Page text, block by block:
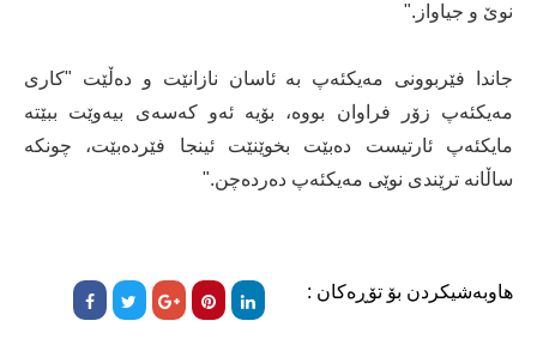
نوێ و جیاواز."
جاندا فێربوونی مەیکئەپ بە ئاسان نازانێت و دەڵێت "کاری
مەیکئەپ زۆر فراوان بووە، بۆیە ئەو کەسەی بیەوێت ببێتە
مایکئەپ ئارتیست دەبێت بخوێنێت ئینجا فێردەبێت، چونکە
ساڵانە ترێندی نوێی مەیکئەپ دەردەچن."
هاوبەشیکردن بۆ تۆڕەکان :